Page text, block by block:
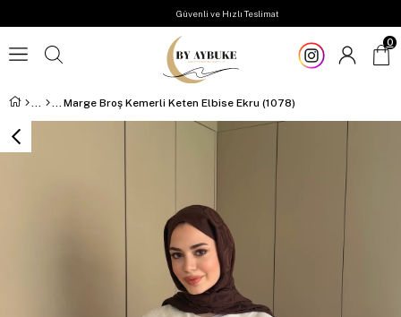
Güvenli ve Hızlı Teslimat
0
Marge Broş Kemerli Keten Elbise Ekru (1078)